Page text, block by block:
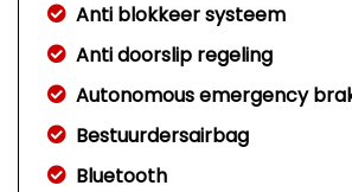
Anti blokkeer systeem
Anti doorslip regeling
Autonomous emergency
Bestuurdersairbag
Bluetooth